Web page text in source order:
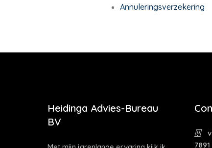
Annuleringsverzekering
Heidinga Advies-Bureau
BV